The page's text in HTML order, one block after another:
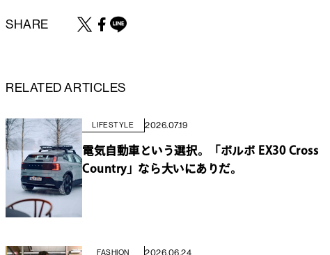
SHARE
RELATED ARTICLES
LIFESTYLE 2026.07.19
電気自動車という選択。「ボルボ EX30 Cross
Country」なら大いにありだ。
FASHION 2026.06.24